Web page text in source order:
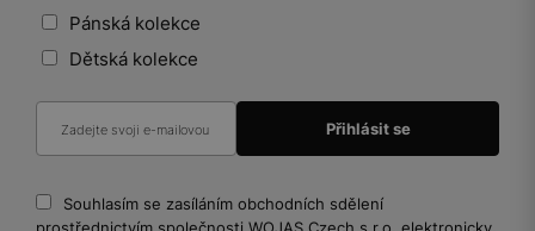
Pánská kolekce
Dětská kolekce
Souhlasím se zasíláním obchodních sdělení
prostřednictvím společnosti WOJAS Czech s.r.o. elektronicky,